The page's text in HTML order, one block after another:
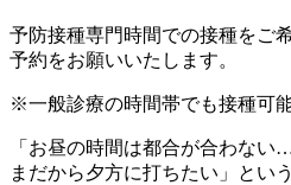
予防接種専門時間での接種をご
予約をお願いいたします。
※一般診療の時間帯でも接種可
「お昼の時間は都合が合わな
まだから夕方に打ちたい」とい